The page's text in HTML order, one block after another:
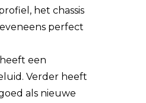
het chassis
perfect
een
Verder heeft
als nieuwe